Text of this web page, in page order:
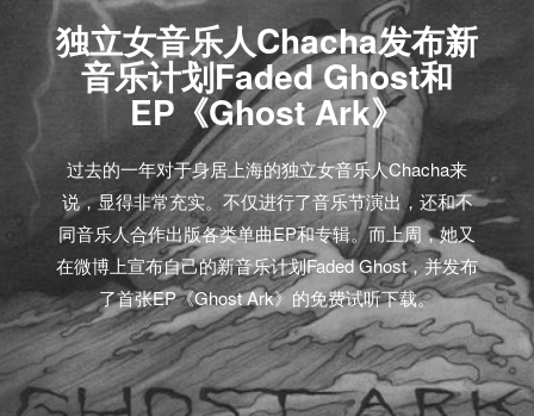
独立女音乐人Chacha发布新
音乐计划Faded Ghost和
EP《Ghost Ark》
过去的一年对于身居上海的独立女音乐人Chacha来
说，显得非常充实。不仅进行了音乐节演出，还和不
同音乐人合作出版各类单曲EP和专辑。而上周，她又
在微博上宣布自己的新音乐计划Faded Ghost，并发布
了首张EP《Ghost Ark》的免费试听下载。